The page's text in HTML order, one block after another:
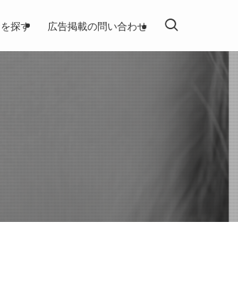
探す 広告掲載の問い合わせ